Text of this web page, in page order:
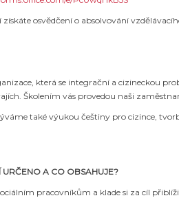
získáte osvědčení o absolvování
která se integrační a cizineckou
Školením vás provedou naši
také výukou češtiny pro cizince,
URČENO A CO OBSAHUJE?
pracovníkům a klade si za cíl